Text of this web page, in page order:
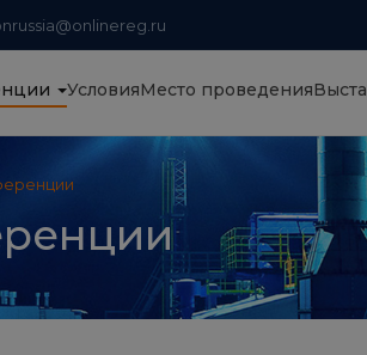
УсловияМесто проведения